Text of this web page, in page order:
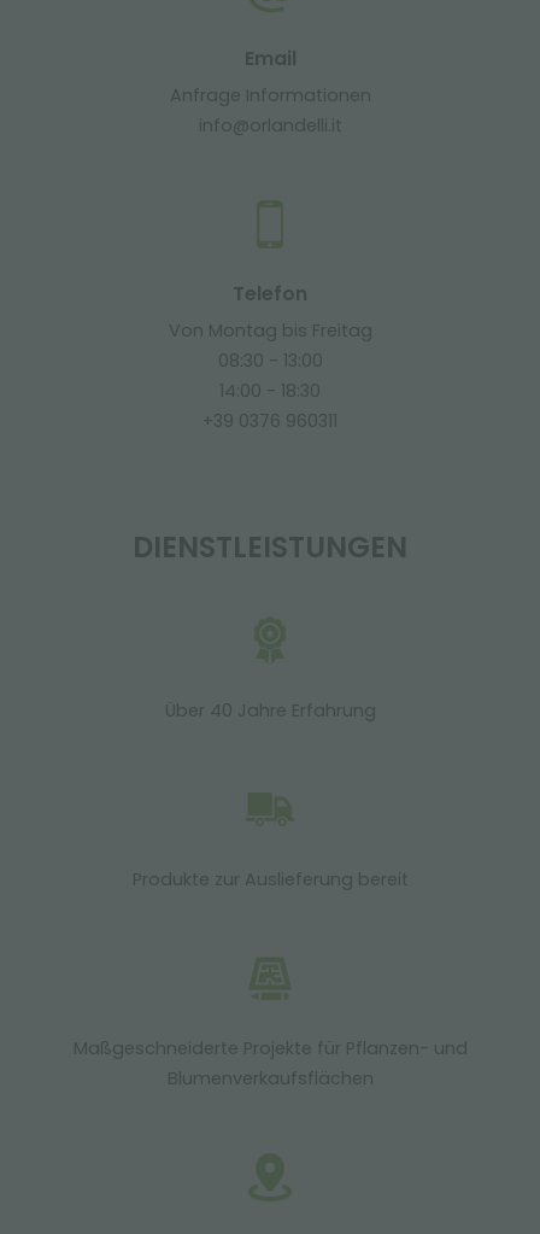
Email
Anfrage Informationen
info@orlandelli.it
Telefon
Von Montag bis Freitag
08:30 - 13:00
14:00 - 18:30
+39 0376 960311
DIENSTLEISTUNGEN
Über 40 Jahre Erfahrung
Produkte zur Auslieferung bereit
Maßgeschneiderte Projekte für Pflanzen- und
Blumenverkaufsflächen